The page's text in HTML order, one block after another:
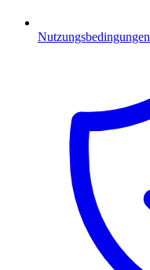
Nutzungsbedingungen